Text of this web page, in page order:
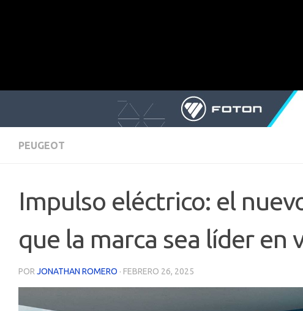
PEUGEOT
Impulso eléctrico: el
que la marca sea líder en
POR JONATHAN ROMERO · FEBRERO 26, 2025